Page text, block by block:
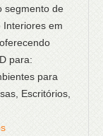
segmento de
Interiores em
para:
para
Escritórios,